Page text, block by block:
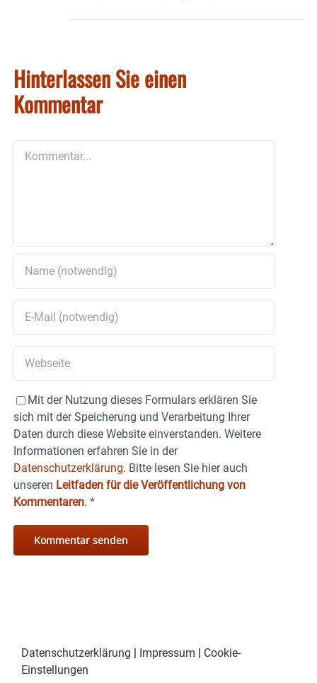
Hinterlassen Sie einen
Kommentar
Mit der Nutzung dieses Formulars erklären Sie
sich mit der Speicherung und Verarbeitung Ihrer
Daten durch diese Website einverstanden. Weitere
Informationen erfahren Sie in der
Datenschutzerklärung. Bitte lesen Sie hier auch
unseren Leitfaden für die Veröffentlichung von
Kommentaren. *
Datenschutzerklärung | Impressum | Cookie-
Einstellungen